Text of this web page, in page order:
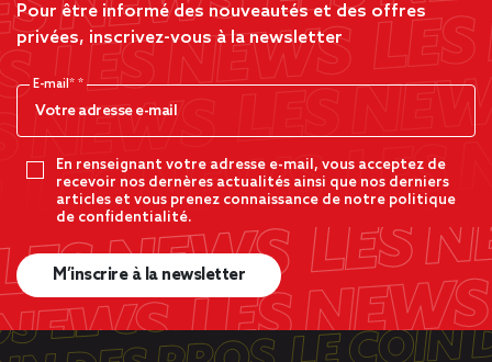
Pour être informé des nouveautés et des offres
privées, inscrivez-vous à la newsletter
E-mail*
En renseignant votre adresse e-mail, vous acceptez de
recevoir nos dernères actualités ainsi que nos derniers
articles et vous prenez connaissance de notre politique
de confidentialité.
M’inscrire à la newsletter